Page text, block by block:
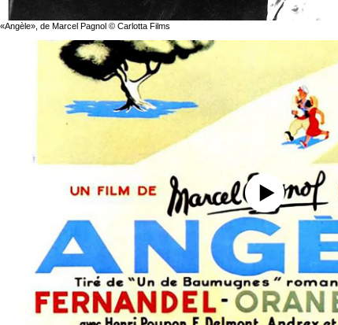
«Angèle», de Marcel Pagnol © Carlotta Films